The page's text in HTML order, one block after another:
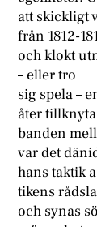
att skickligt
från 1812-
och klokt
– eller tro
sig spela –
åter tillknyta
banden
var det
hans taktik
tikens
och synas